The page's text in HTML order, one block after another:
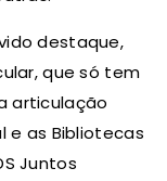
destaque,
que só tem
articulação
e as Bibliotecas
Juntos